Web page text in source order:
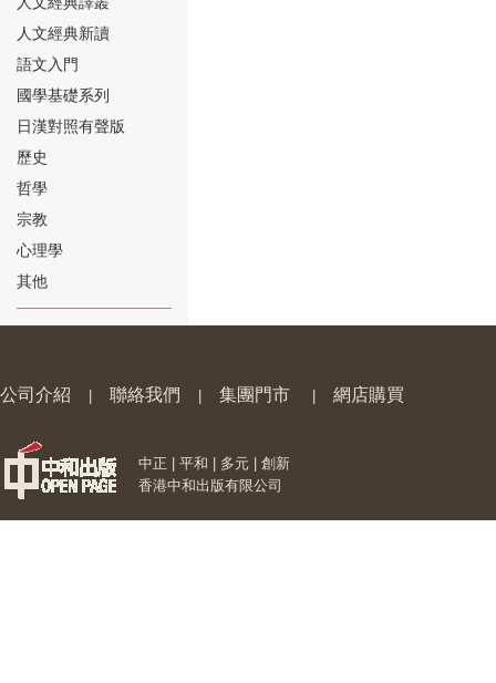
⑱
⑳
人文經典新讀
語文入門
國學基礎系列
日漢對照有聲版
歷史
哲學
宗教
心理學
其他
公司介紹 聯絡我們 集團門市 網店購買
中正 | 平和 | 多元 | 創新
香港中和出版有限公司